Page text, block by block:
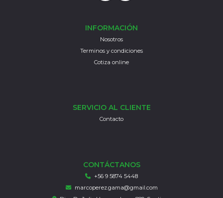
INFORMACIÓN
Nosotros
Terminos y condiciones
Cotiza online
SERVICIO AL CLIENTE
Contacto
CONTÁCTANOS
+56 9 5874 5448
marcoperez.gama@gmail.com